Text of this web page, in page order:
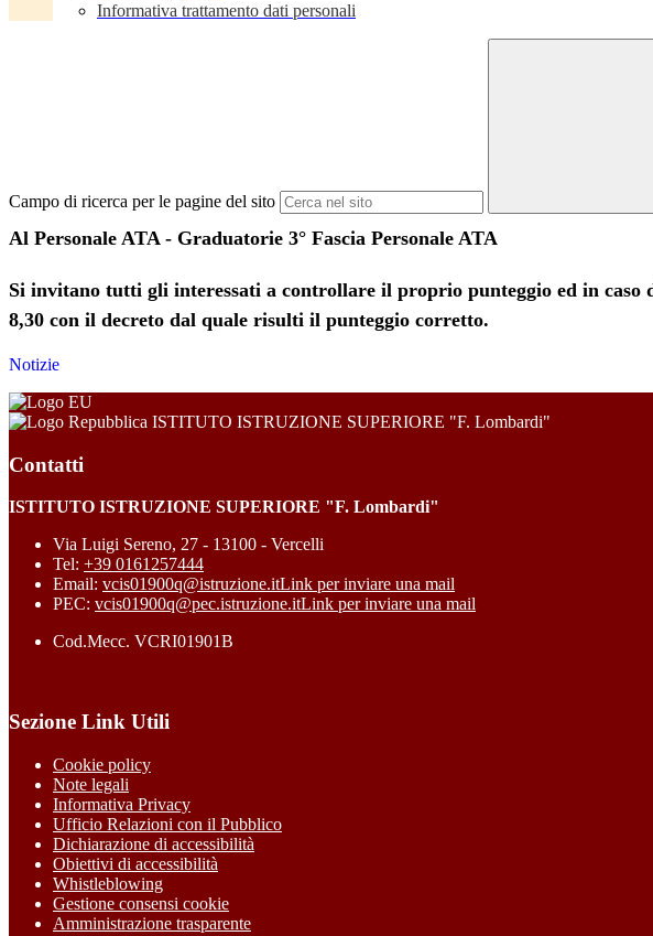
Informativa trattamento dati personali
Campo di ricerca per le pagine del sito
Al Personale ATA - Graduatorie 3° Fascia Personale ATA
Si invitano tutti gli interessati a controllare il proprio punteggio ed in
8,30 con il decreto dal quale risulti il punteggio corretto.
Notizie
ISTITUTO ISTRUZIONE SUPERIORE "F. Lombardi"
Contatti
ISTITUTO ISTRUZIONE SUPERIORE "F. Lombardi"
Via Luigi Sereno, 27 - 13100 - Vercelli
Tel: +39 0161257444
Email: vcis01900q@istruzione.itLink per inviare una mail
PEC: vcis01900q@pec.istruzione.itLink per inviare una mail
Cod.Mecc. VCRI01901B
Sezione Link Utili
Cookie policy
Note legali
Informativa Privacy
Ufficio Relazioni con il Pubblico
Dichiarazione di accessibilità
Obiettivi di accessibilità
Whistleblowing
Gestione consensi cookie
Amministrazione trasparente